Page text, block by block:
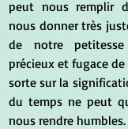
peut nous remplir
nous donner très
de notre
précieux et fugace
sorte sur la
du temps ne peut
nous rendre humbles.